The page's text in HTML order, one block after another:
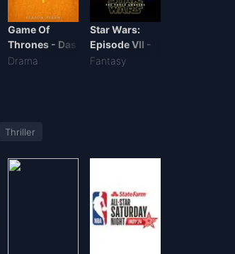
Game Of
Thrones - Das
Lied von Eis
Drama
Star Wars:
Episode VII -
Das Erwachen
Fantasy
Thriller